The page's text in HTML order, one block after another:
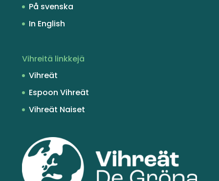
På svenska
In English
Vihreitä linkkejä
Vihreät
Espoon Vihreät
Vihreät Naiset